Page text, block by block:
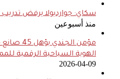
سكاي: جوارديولا يرفض
منذ أسبوعين
مؤمن
الهوية السياحية الرقمية
2026-04-09